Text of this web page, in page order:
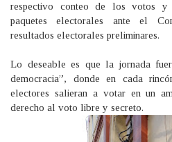
respectivo conteo de los votos
paquetes electorales ante el
resultados electorales preliminares.
Lo deseable es que la jornada
democracia”, donde en cada
electores salieran a votar en un
derecho al voto libre y secreto.